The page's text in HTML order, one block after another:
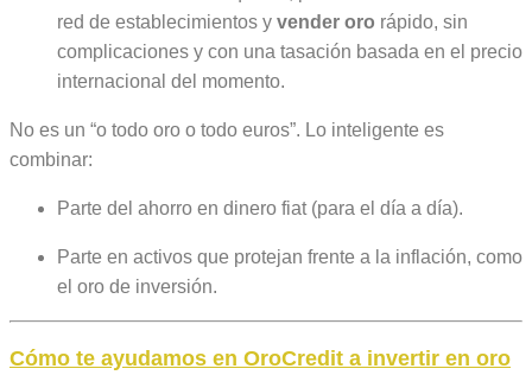
red de establecimientos y vender oro rápido, sin
complicaciones y con una tasación basada en el precio
internacional del momento.
No es un “o todo oro o todo euros”. Lo inteligente es
combinar:
Parte del ahorro en dinero fiat (para el día a día).
Parte en activos que protejan frente a la inflación, como
el oro de inversión.
Cómo te ayudamos en OroCredit a invertir en oro